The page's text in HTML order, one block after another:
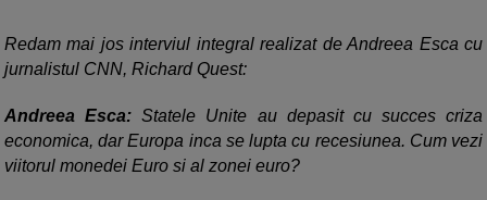
Redam mai jos interviul integral realizat de Andreea Esca cu
jurnalistul CNN, Richard Quest:
Andreea Esca: Statele Unite au depasit cu succes criza
economica, dar Europa inca se lupta cu recesiunea. Cum vezi
viitorul monedei Euro si al zonei euro?